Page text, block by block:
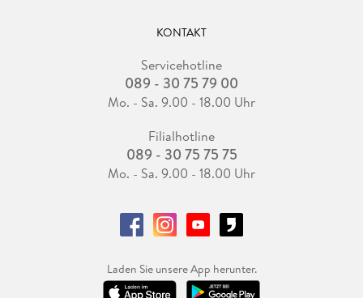
KONTAKT
Servicehotline
089 - 30 75 79 00
Mo. - Sa. 9.00 - 18.00 Uhr
Filialhotline
089 - 30 75 75 75
Mo. - Sa. 9.00 - 18.00 Uhr
Laden Sie unsere App herunter.